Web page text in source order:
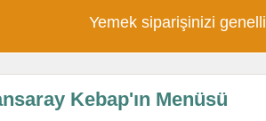
Yemek siparişinizi
Kebap'ın Menüsü